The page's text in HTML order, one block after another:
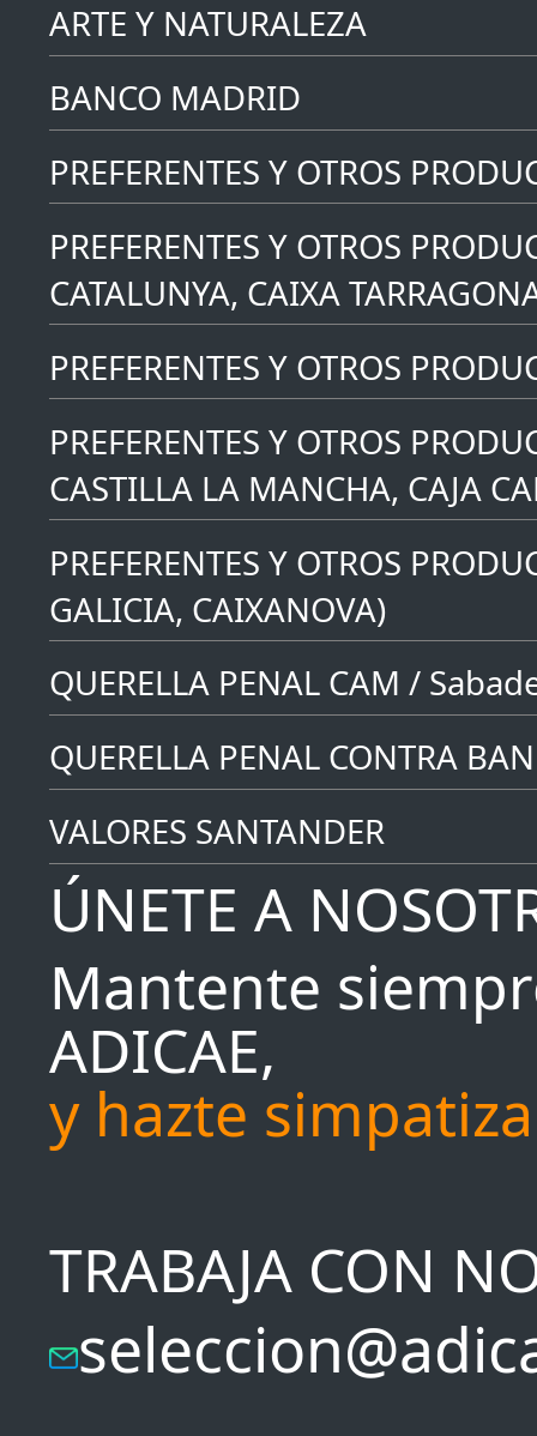
ARTE Y NATURALEZA
BANCO MADRID
PREFERENTES Y OTROS
PREFERENTES Y OTROS
CATALUNYA, CAIXA
PREFERENTES Y OTROS
PREFERENTES Y OTROS
CASTILLA LA MANCHA, CAJA
PREFERENTES Y OTROS
GALICIA, CAIXANOVA)
QUERELLA PENAL CAM /
QUERELLA PENAL CONTRA
VALORES SANTANDER
ÚNETE A
Mantente
ADICAE,
y hazte
TRABAJA CON